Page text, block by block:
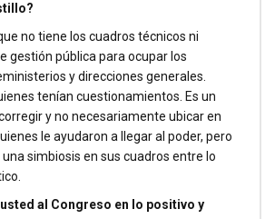
no tiene los cuadros técnicos ni
gestión pública para ocupar los
y direcciones generales.
tenían cuestionamientos. Es un
y no necesariamente ubicar en
le ayudaron a llegar al poder, pero
simbiosis en sus cuadros entre lo
al Congreso en lo positivo y